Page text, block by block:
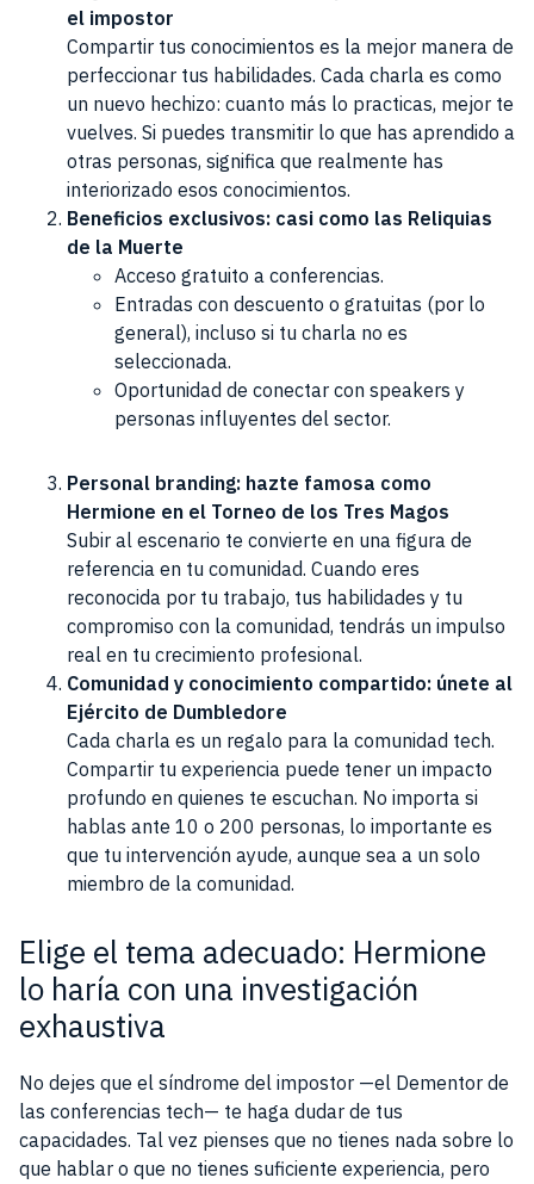
el impostor
Compartir tus conocimientos es la mejor manera de
perfeccionar tus habilidades. Cada charla es como
un nuevo hechizo: cuanto más lo practicas, mejor te
vuelves. Si puedes transmitir lo que has aprendido a
otras personas, significa que realmente has
interiorizado esos conocimientos.
Beneficios exclusivos: casi como las Reliquias
de la Muerte
Acceso gratuito a conferencias.
Entradas con descuento o gratuitas (por lo
general), incluso si tu charla no es
seleccionada.
Oportunidad de conectar con speakers y
personas influyentes del sector.
Personal branding: hazte famosa como
Hermione en el Torneo de los Tres Magos
Subir al escenario te convierte en una figura de
referencia en tu comunidad. Cuando eres
reconocida por tu trabajo, tus habilidades y tu
compromiso con la comunidad, tendrás un impulso
real en tu crecimiento profesional.
Comunidad y conocimiento compartido: únete al
Ejército de Dumbledore
Cada charla es un regalo para la comunidad tech.
Compartir tu experiencia puede tener un impacto
profundo en quienes te escuchan. No importa si
hablas ante 10 o 200 personas, lo importante es
que tu intervención ayude, aunque sea a un solo
miembro de la comunidad.
Elige el tema adecuado: Hermione
lo haría con una investigación
exhaustiva
No dejes que el síndrome del impostor —el Dementor de
las conferencias tech— te haga dudar de tus
capacidades. Tal vez pienses que no tienes nada sobre lo
que hablar o que no tienes suficiente experiencia, pero